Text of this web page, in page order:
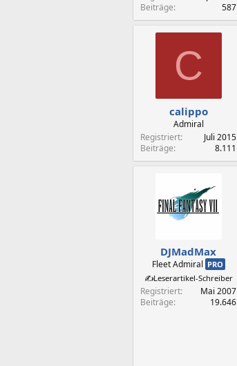
Beiträge
587
C
calippo
Admiral
Registriert
Juli 2015
Beiträge
8.111
DJMadMax
Fleet Admiral PRO
✍️Leserartikel-Schreiber
Registriert
Mai 2007
Beiträge
19.646